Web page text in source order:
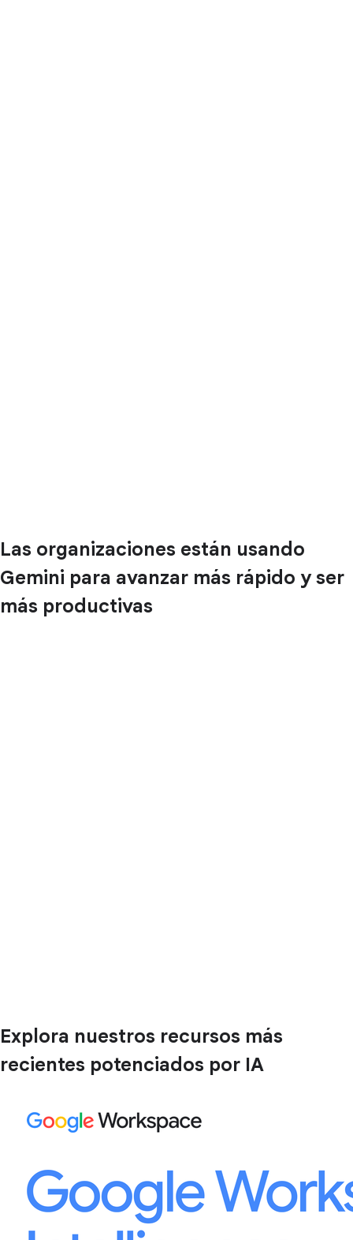
Las organizaciones están usando
Gemini para avanzar más rápido y ser
más productivas
Explora nuestros recursos más
recientes potenciados por IA